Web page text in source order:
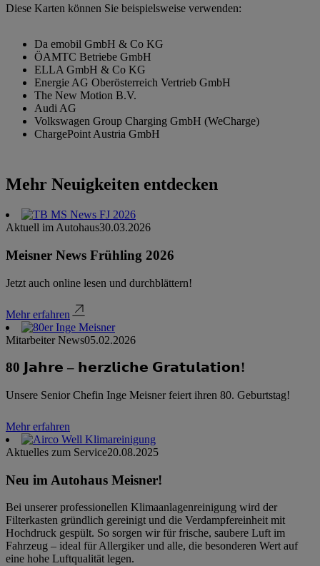
Diese Karten können Sie beispielsweise verwenden:
Da emobil GmbH & Co KG
ÖAMTC Betriebe GmbH
ELLA GmbH & Co KG
Energie AG Oberösterreich Vertrieb GmbH
The New Motion B.V.
Audi AG
Volkswagen Group Charging GmbH (WeCharge)
ChargePoint Austria GmbH
Mehr Neuigkeiten entdecken
Aktuell im Autohaus30.03.2026
Meisner News Frühling 2026
Jetzt auch online lesen und durchblättern!
Mehr erfahren
Mitarbeiter News05.02.2026
80 𝗝𝗮𝗵𝗿𝗲 – 𝗵𝗲𝗿𝘇𝗹𝗶𝗰𝗵𝗲 𝗚𝗿𝗮𝘁𝘂𝗹𝗮𝘁𝗶𝗼𝗻!
Unsere Senior Chefin Inge Meisner feiert ihren 80. Geburtstag!
Mehr erfahren
Aktuelles zum Service20.08.2025
Neu im Autohaus Meisner!
Bei unserer professionellen Klimaanlagenreinigung wird der
Filterkasten gründlich gereinigt und die Verdampfereinheit mit
Hochdruck gespült. So sorgen wir für frische, saubere Luft im
Fahrzeug – ideal für Allergiker und alle, die besonderen Wert auf
eine hohe Luftqualität legen.